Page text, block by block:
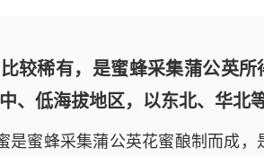
较稀有，是蜜蜂采集蒲公英
、低海拔地区，以东北、华北
是蜜蜂采集蒲公英花蜜酿制而成